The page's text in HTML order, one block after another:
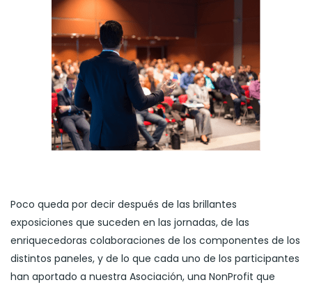
Poco queda por decir después de las brillantes
exposiciones que suceden en las jornadas, de las
enriquecedoras colaboraciones de los componentes de los
distintos paneles, y de lo que cada uno de los participantes
han aportado a nuestra Asociación, una NonProfit que